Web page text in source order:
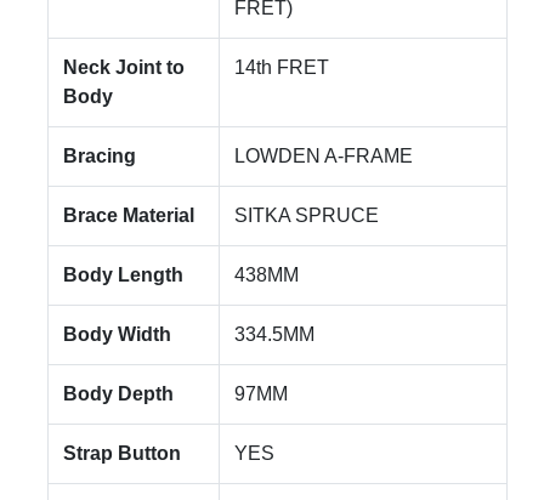
FRET)
Neck Joint to
Body
14th FRET
Bracing LOWDEN A-FRAME
Brace Material SITKA SPRUCE
Body Length 438MM
Body Width 334.5MM
Body Depth 97MM
Strap Button YES